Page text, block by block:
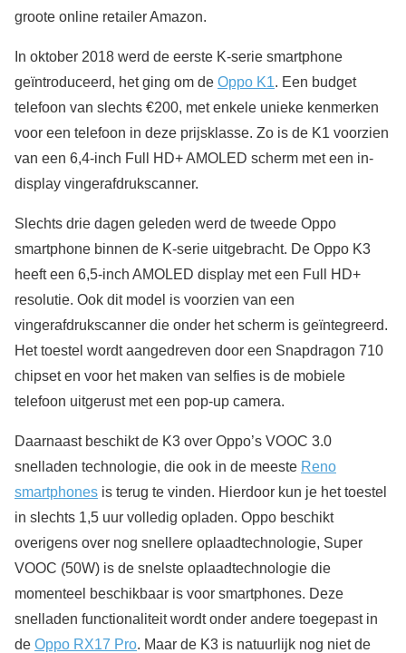
groote online retailer Amazon.
In oktober 2018 werd de eerste K-serie smartphone
geïntroduceerd, het ging om de Oppo K1. Een budget
telefoon van slechts €200, met enkele unieke kenmerken
voor een telefoon in deze prijsklasse. Zo is de K1 voorzien
van een 6,4-inch Full HD+ AMOLED scherm met een in-
display vingerafdrukscanner.
Slechts drie dagen geleden werd de tweede Oppo
smartphone binnen de K-serie uitgebracht. De Oppo K3
heeft een 6,5-inch AMOLED display met een Full HD+
resolutie. Ook dit model is voorzien van een
vingerafdrukscanner die onder het scherm is geïntegreerd.
Het toestel wordt aangedreven door een Snapdragon 710
chipset en voor het maken van selfies is de mobiele
telefoon uitgerust met een pop-up camera.
Daarnaast beschikt de K3 over Oppo’s VOOC 3.0
snelladen technologie, die ook in de meeste Reno
smartphones is terug te vinden. Hierdoor kun je het toestel
in slechts 1,5 uur volledig opladen. Oppo beschikt
overigens over nog snellere oplaadtechnologie, Super
VOOC (50W) is de snelste oplaadtechnologie die
momenteel beschikbaar is voor smartphones. Deze
snelladen functionaliteit wordt onder andere toegepast in
de Oppo RX17 Pro. Maar de K3 is natuurlijk nog niet de